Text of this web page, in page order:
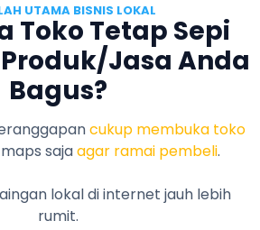
UTAMA BISNIS LOKAL
Toko Tetap Sepi
Jasa Anda
Bagus?
cukup membuka toko
sajaagar ramai pembeli.
lokal di internet jauh lebih
rumit.